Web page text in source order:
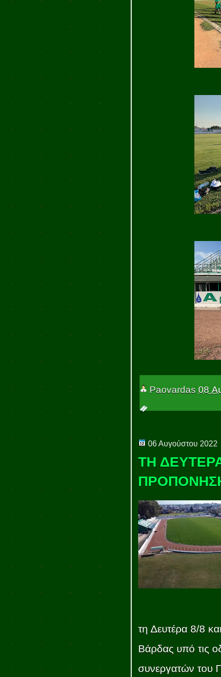
Paovardas 08
06 Αυγούστου 2022
ΤΗ
τη Δευτέρα 8/8
Βάρδας υπό τις
συνεργατών του